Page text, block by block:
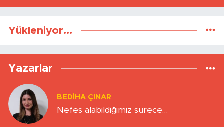
Yükleniyor...
Yazarlar
BEDIHA ÇINAR
Nefes alabildiğimiz sürece…